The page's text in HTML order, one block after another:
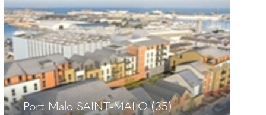
Quai Sud SAINT-MALO (35)
+
Port Malo SAINT-MALO (35)